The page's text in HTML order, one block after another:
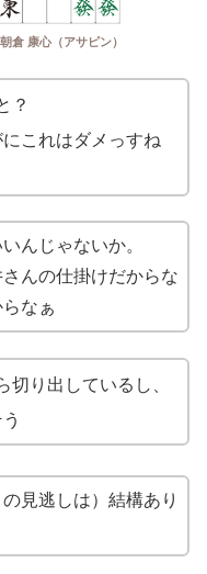
倉 康心（アサピン）
？
これはダメっすね
んじゃないか。
んの仕掛けだからな
なぁ
切り出しているし、
見逃しは）結構あり